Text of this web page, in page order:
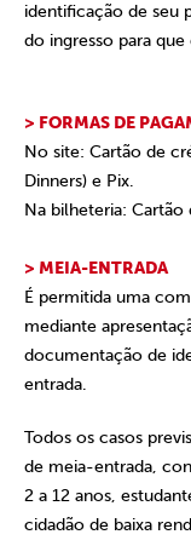
identificação de seu
do ingresso para que
> FORMAS DE
No site: Cartão de
Dinners) e Pix.
Na bilheteria:
> MEIA-ENTRADA
É permitida uma
mediante
documentação de
entrada.
Todos os casos
de meia-entrada,
2 a 12 anos,
cidadão de baixa